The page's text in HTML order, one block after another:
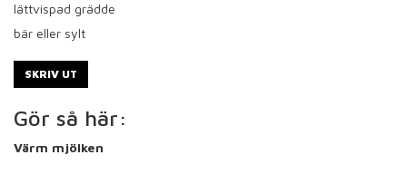
lättvispad grädde
bär eller sylt
SKRIV UT
Gör så här:
Värm mjölken